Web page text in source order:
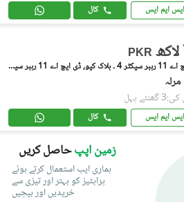
ایس ایم ایس کال
PKR
ڈی ایچ اے 11 رہبر سیکٹر 4 ۔ بلاک کیو, ڈی ایچ اے 11 رہبر سیکٹر 4
پہل
ایس ایم ایس کال
زمین اپپحاصل کریں
ہماری ایپ استعمال کرتے ہوئے
پراپٹیز کو بہتر اور تیزی سے
خریدیں اور بیچیں